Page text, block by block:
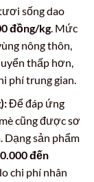
sống dao
đồng/kg. Mức
nông thôn,
thấp hơn,
phí trung gian.
Để đáp ứng
cũng được sơ
Dạng sản phẩm
đến
chi phí nhân